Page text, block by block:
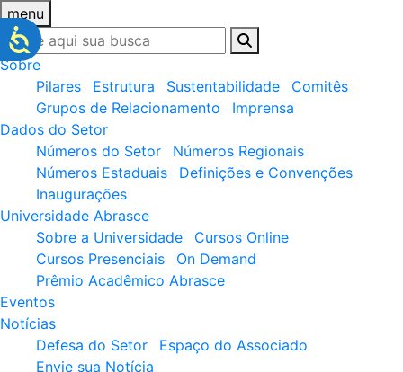
menu
Sobre
Pilares
Estrutura Sustentabilidade
Comitês
Grupos de Relacionamento
Imprensa
Dados do Setor
Números do Setor
Números Regionais
Números Estaduais
Definições e Convenções
Inaugurações
Universidade Abrasce
Sobre a Universidade
Cursos Online
Cursos Presenciais
On Demand
Prêmio Acadêmico Abrasce
Eventos
Notícias
Defesa do Setor
Espaço do Associado
Envie sua Notícia